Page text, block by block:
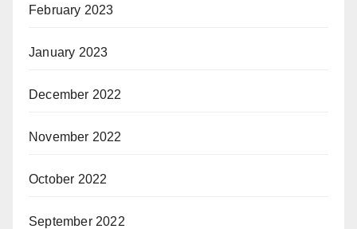
February 2023
January 2023
December 2022
November 2022
October 2022
September 2022